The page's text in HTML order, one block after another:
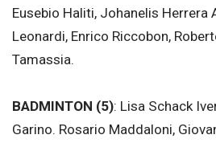
Eusebio Haliti, Johanelis Herrera
Leonardi, Enrico Riccobon,
Tamassia.
BADMINTON (5): Lisa Schack
Garino. Rosario Maddaloni,